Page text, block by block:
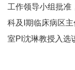
工作领导小组批准
科及 期临床病区
室PI 沈琳教授入选